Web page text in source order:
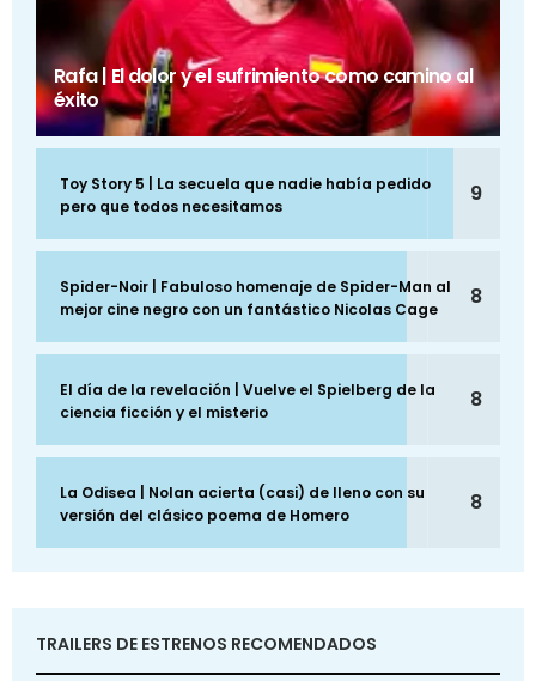
Rafa | El dolor y el sufrimiento como camino al
éxito
Toy Story 5 | La secuela que nadie había pedido
pero que todos necesitamos
9
Spider-Noir | Fabuloso homenaje de Spider-Man al
mejor cine negro con un fantástico Nicolas Cage
8
El día de la revelación | Vuelve el Spielberg de la
ciencia ficción y el misterio
8
La Odisea | Nolan acierta (casi) de lleno con su
versión del clásico poema de Homero
8
TRAILERS DE ESTRENOS RECOMENDADOS